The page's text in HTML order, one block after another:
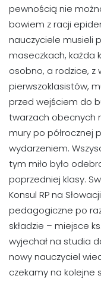
pewnością nie
bowiem z racji
nauczyciele musieli
maseczkach, każda
osobno, a rodzice, z
pierwszoklasistów,
przed wejściem do
twarzach obecnych
mury po półrocznej
wydarzeniem.
tym miło było
poprzedniej klasy.
Konsul RP na
pedagogiczne po
składzie – miejsce
wyjechał na studia
nowy nauczyciel
czekamy na kolejne